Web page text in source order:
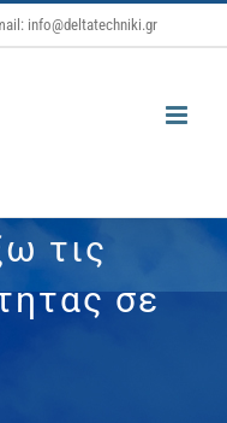
info@deltatechniki.gr
τις
σε